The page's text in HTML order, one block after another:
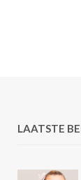
LAATSTE